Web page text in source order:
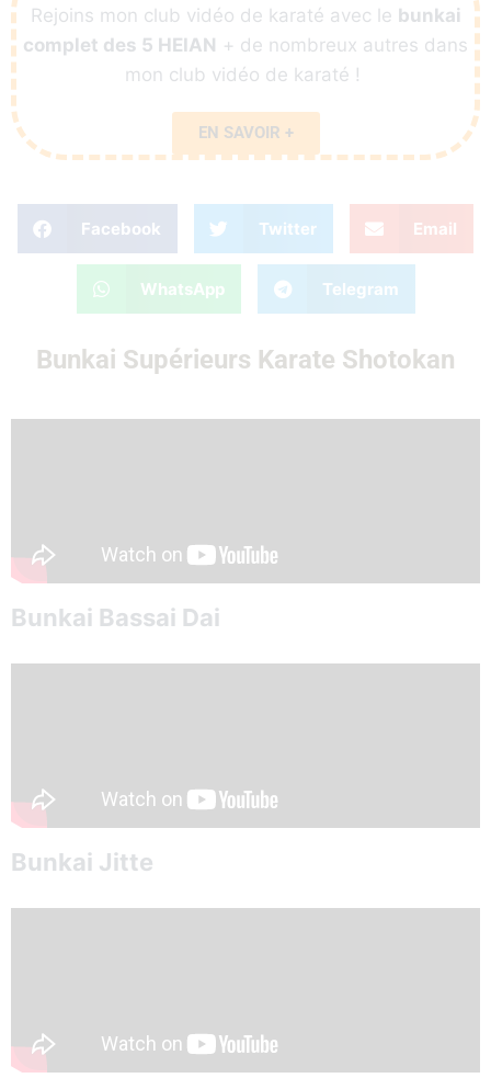
Rejoins mon club vidéo de karaté avec le bunkai
complet des 5 HEIAN + de nombreux autres dans
mon club vidéo de karaté !
EN SAVOIR +
Facebook Twitter Email
WhatsApp Telegram
Bunkai Supérieurs Karate Shotokan
Bunkai Bassai Dai
Bunkai Jitte